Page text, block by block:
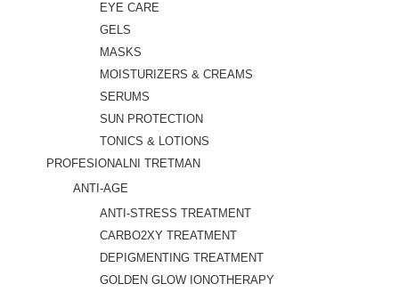
EYE CARE
GELS
MASKS
MOISTURIZERS & CREAMS
SERUMS
SUN PROTECTION
TONICS & LOTIONS
PROFESIONALNI TRETMAN
ANTI-AGE
ANTI-STRESS TREATMENT
CARBO2XY TREATMENT
DEPIGMENTING TREATMENT
GOLDEN GLOW IONOTHERAPY